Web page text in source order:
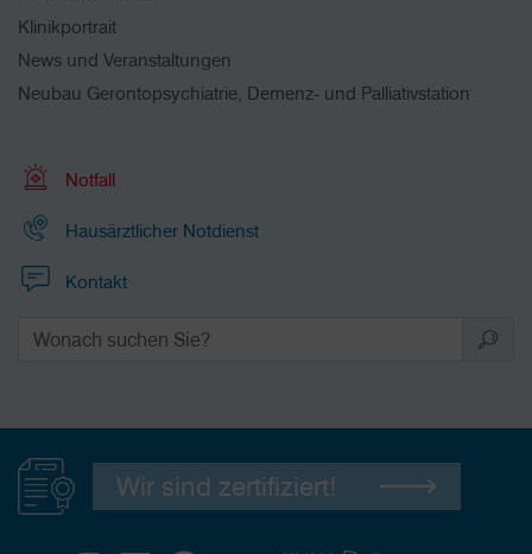
Klinikportrait
News und Veranstaltungen
Neubau Gerontopsychiatrie, Demenz- und Palliativstation
Notfall
Hausärztlicher Notdienst
Kontakt
Wir sind zertifiziert!